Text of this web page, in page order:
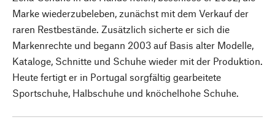
Marke wiederzubeleben, zunächst mit dem Verkauf der
raren Restbestände. Zusätzlich sicherte er sich die
Markenrechte und begann 2003 auf Basis alter Modelle,
Kataloge, Schnitte und Schuhe wieder mit der Produktion.
Heute fertigt er in Portugal sorgfältig gearbeitete
Sportschuhe, Halbschuhe und knöchelhohe Schuhe.